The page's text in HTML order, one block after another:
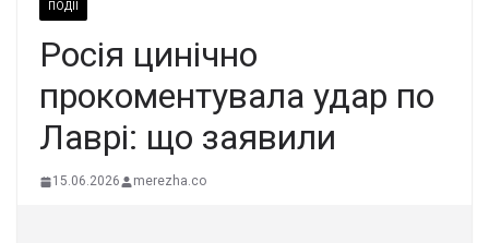
ПОДІЇ
Росія цинічно
прокоментувала удар по
Лаврі: що заявили
15.06.2026 merezha.co